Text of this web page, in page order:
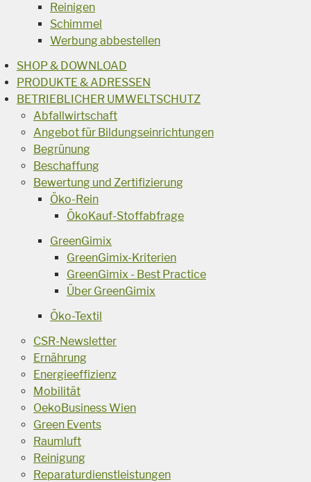
Reinigen
Schimmel
Werbung abbestellen
SHOP & DOWNLOAD
PRODUKTE & ADRESSEN
BETRIEBLICHER UMWELTSCHUTZ
Abfallwirtschaft
Angebot für Bildungseinrichtungen
Begrünung
Beschaffung
Bewertung und Zertifizierung
Öko-Rein
ÖkoKauf-Stoffabfrage
GreenGimix
GreenGimix-Kriterien
GreenGimix - Best Practice
Über GreenGimix
Öko-Textil
CSR-Newsletter
Ernährung
Energieeffizienz
Mobilität
OekoBusiness Wien
Green Events
Raumluft
Reinigung
Reparaturdienstleistungen